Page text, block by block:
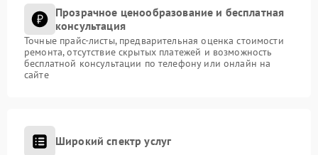
Прозрачное ценообразование и бесплатная
консультация
Точные прайс-листы, предварительная оценка стоимости
ремонта, отсутствие скрытых платежей и возможность
бесплатной консультации по телефону или онлайн на
сайте
Широкий спектр услуг